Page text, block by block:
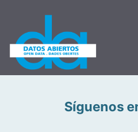
Síguenos